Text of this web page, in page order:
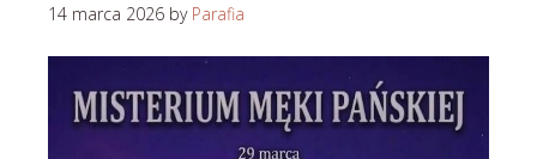
14 marca 2026 by Parafia